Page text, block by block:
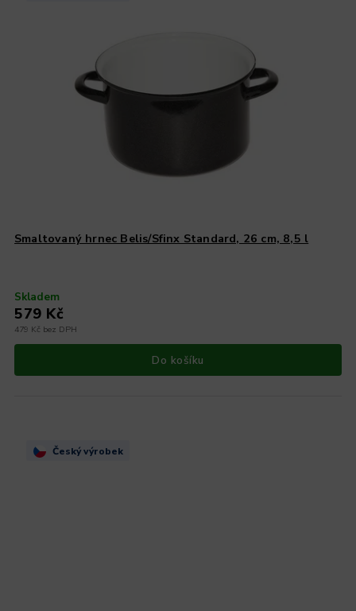
Smaltovaný hrnec Belis/Sfinx Standard, 26 cm, 8,5 l
Skladem
479 Kč bez DPH
579 Kč
Do košíku
Český výrobek